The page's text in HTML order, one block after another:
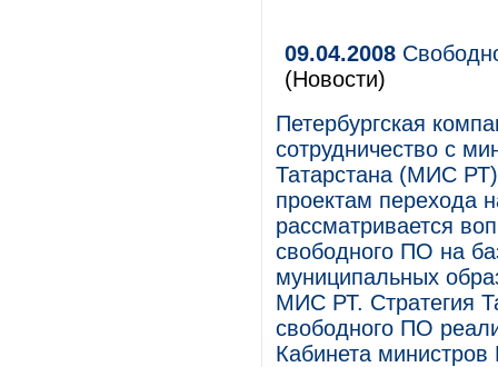
09.04.2008
(Новости)
Петербургская
сотрудничество с
Татарстана (МИС РТ)
проектам перехода
рассматривается
свободного ПО на
муниципальных
МИС РТ. Стратегия
свободного ПО
Кабинета министров